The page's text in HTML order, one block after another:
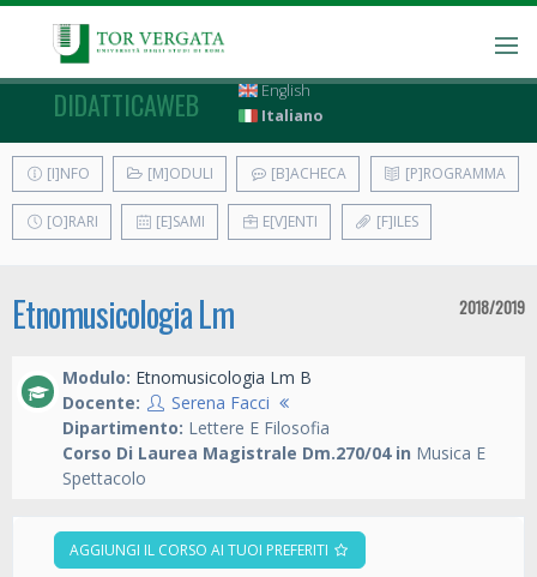
DIDATTICAWEB
English
Italiano
[I]NFO [M]ODULI [B]ACHECA [P]ROGRAMMA
[O]RARI [E]SAMI E[V]ENTI [F]ILES
Etnomusicologia Lm 2018/2019
Modulo: Etnomusicologia Lm B
Docente:
Serena Facci
Dipartimento: Lettere E Filosofia
Corso Di Laurea Magistrale Dm.270/04 in Musica E
Spettacolo
AGGIUNGI IL CORSO AI TUOI PREFERITI